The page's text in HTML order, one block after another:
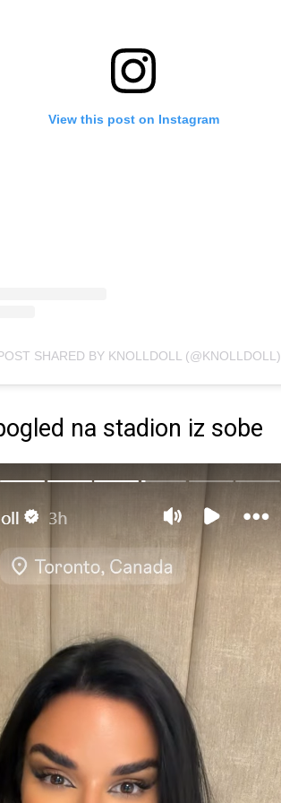
View this post on Instagram
SHARED BY KNOLLDOLL (@KNOLLDOLL)
na stadion iz sobe